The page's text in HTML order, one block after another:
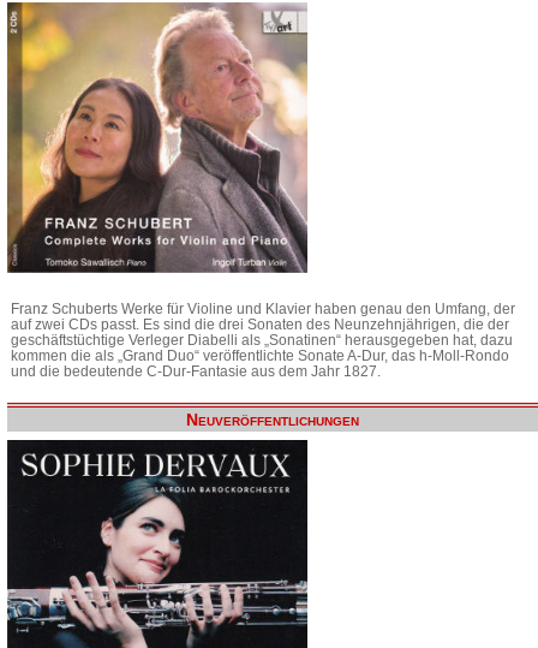
Franz Schuberts Werke für Violine und Klavier haben genau den Umfang, der
auf zwei CDs passt. Es sind die drei Sonaten des Neunzehnjährigen, die der
geschäftstüchtige Verleger Diabelli als „Sonatinen“ herausgegeben hat, dazu
kommen die als „Grand Duo“ veröffentlichte Sonate A-Dur, das h-Moll-Rondo
und die bedeutende C-Dur-Fantasie aus dem Jahr 1827.
Neuveröffentlichungen